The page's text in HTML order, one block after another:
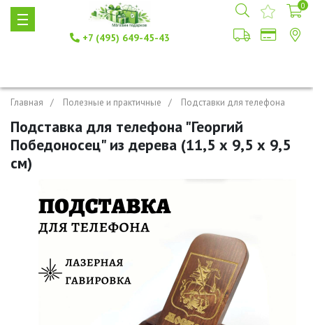
+7 (495) 649-45-43
0
Главная Полезные и практичные Подставки для телефона
Подставка для телефона "Георгий
Победоносец" из дерева (11,5 х 9,5 х 9,5
см)